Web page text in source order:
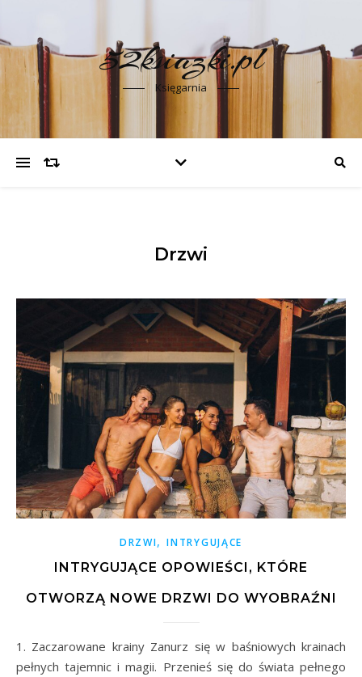
52ksiazki.pl
Księgarnia
Drzwi
DRZWI,INTRYGUJĄCE
INTRYGUJĄCE OPOWIEŚCI, KTÓRE
OTWORZĄ NOWE DRZWI DO WYOBRAŹNI
1. Zaczarowane krainy Zanurz się w baśniowych krainach
pełnych tajemnic i magii. Przenieś się do świata pełnego